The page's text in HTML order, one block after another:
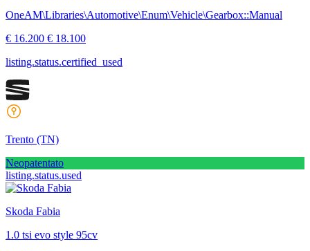
OneAM\Libraries\Automotive\Enum\Vehicle\Gearbox::Manual
€ 16.200 € 18.100
listing.status.certified_used
Trento (TN)
Neopatentato
listing.status.used
Skoda Fabia
1.0 tsi evo style 95cv